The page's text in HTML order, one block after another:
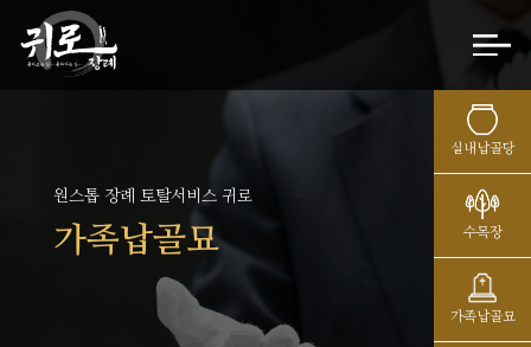
실내납골당
수목장
가족납골묘
원스톱 장례 토탈서비스 귀로
가족납골묘